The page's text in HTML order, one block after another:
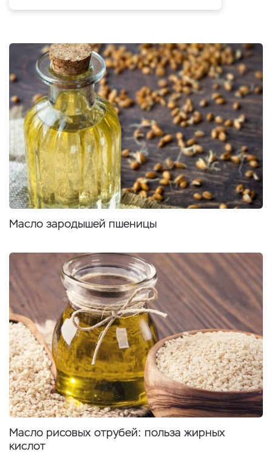
Масло зародышей пшеницы
Масло рисовых отрубей: польза жирных
кислот